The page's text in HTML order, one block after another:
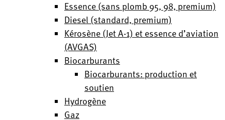
Essence (sans plomb 95, 98, premium)
Diesel (standard, premium)
Kérosène (Jet A-1) et essence d’aviation
(AVGAS)
Biocarburants
Biocarburants: production et
soutien
Hydrogène
Gaz